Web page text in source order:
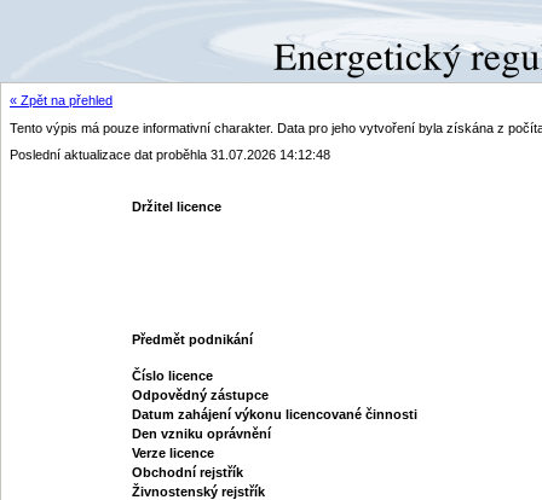
« Zpět na přehled
Tento výpis má pouze informativní charakter. Data pro jeho vytvoření byla získána z
Poslední aktualizace dat proběhla 31.07.2026 14:12:48
Držitel licence
Předmět podnikání
Číslo licence
Odpovědný zástupce
Datum zahájení výkonu licencované činnosti
Den vzniku oprávnění
Verze licence
Obchodní rejstřík
Živnostenský rejstřík